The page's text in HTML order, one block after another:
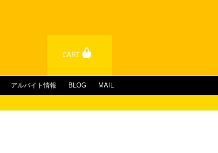
CART
アルバイト情報 BLOG MAIL